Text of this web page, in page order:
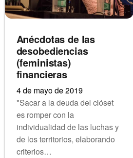
Anécdotas de las
desobediencias
(feministas)
financieras
4 de mayo de 2019
"Sacar a la deuda del clóset
es romper con la
individualidad de las luchas y
de los territorios, elaborando
criterios…